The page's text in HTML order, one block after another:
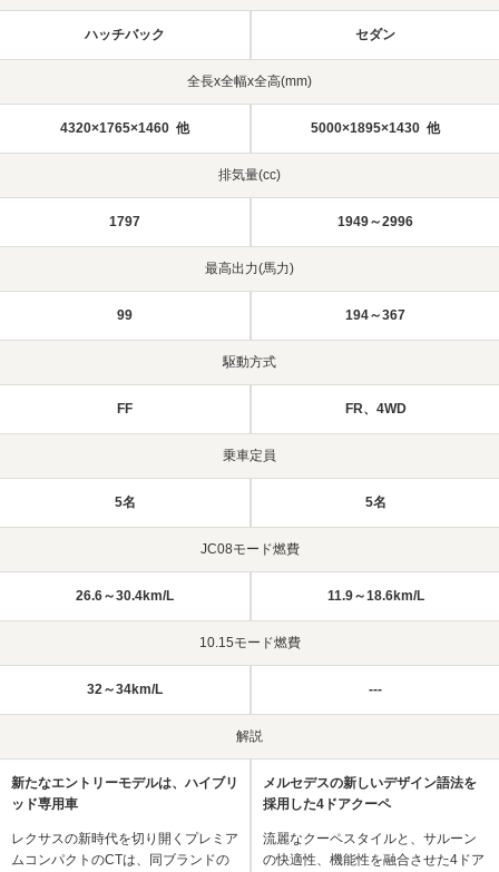
ハッチバック セダン
全長x全幅x全高(mm)
4320×1765×1460 他 5000×1895×1430 他
排気量(cc)
1797 1949～2996
最高出力(馬力)
99 194～367
駆動方式
FF FR、4WD
乗車定員
5名 5名
JC08モード燃費
26.6～30.4km/L 11.9～18.6km/L
10.15モード燃費
32～34km/L ---
解説
新たなエントリーモデルは、ハイブリ
ッド専用車
レクサスの新時代を切り開くプレミア
ムコンパクトのCTは、同ブランドの
メルセデスの新しいデザイン語法を
採用した4ドアクーペ
流麗なクーペスタイルと、サルーン
の快適性、機能性を融合させた4ドア